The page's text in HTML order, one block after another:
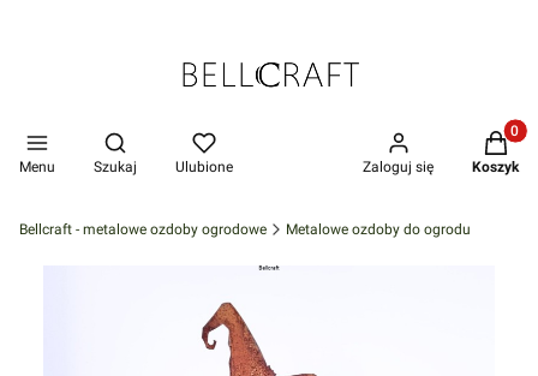
Menu
Otwórz wyszukiwarkę
Szukaj Ulubione Zaloguj się Koszyk
Bellcraft - metalowe ozdoby ogrodowe Metalowe ozdoby do ogrodu